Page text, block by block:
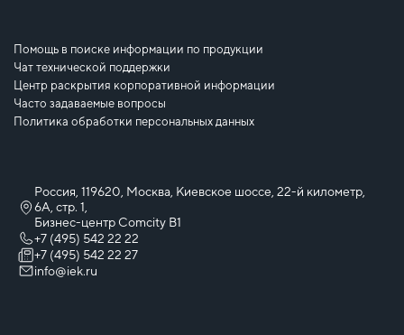
Помощь в поиске информации по продукции
Чат технической поддержки
Центр раскрытия корпоративной информации
Часто задаваемые вопросы
Политика обработки персональных данных
Россия, 119620, Москва, Киевское шоссе, 22-й километр,
6А, стр. 1,
Бизнес-центр Comcity B1
+7 (495) 542 22 22
+7 (495) 542 22 27
info@iek.ru